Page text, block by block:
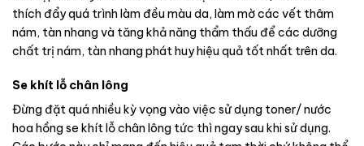
thích đẩy quá trình làm đều màu da, làm mờ các vết thâm
nám, tàn nhang và tăng khả năng thẩm thấu để các dưỡng
chất trị nám, tàn nhang phát huy hiệu quả tốt nhất trên da.
Se khít lỗ chân lông
Đừng đặt quá nhiều kỳ vọng vào việc sử dụng toner/ nước
hoa hồng se khít lỗ chân lông tức thì ngay sau khi sử dụng.